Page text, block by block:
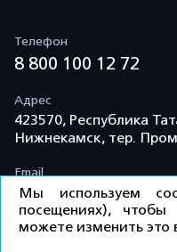
Телефон
8 800 100 12 72
Адрес
423570, Республика
Нижнекамск, тер.
Email
info@td-kama.com
Мы используем
посещениях),
можете изменить это